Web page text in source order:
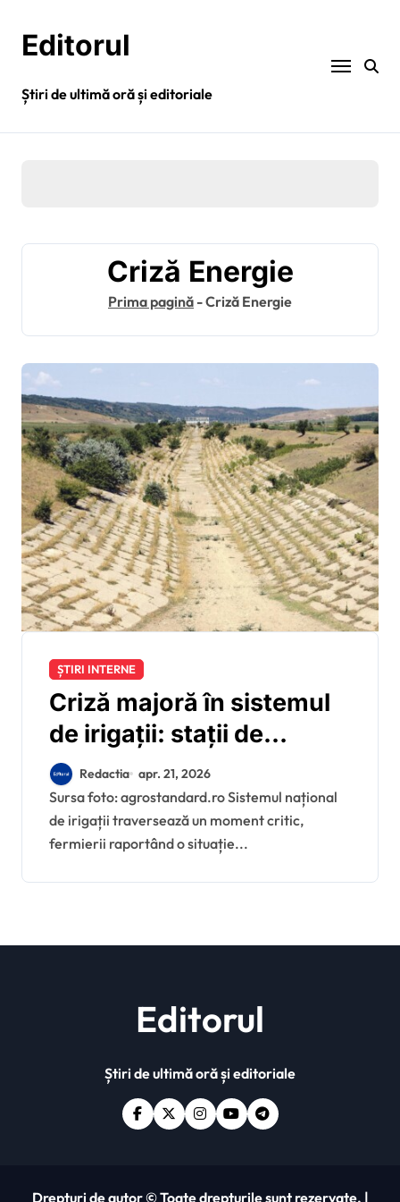
conținutEditorul
Știri de ultimă oră și editoriale
Criză Energie
Prima pagină -Criză Energie
ȘTIRI INTERNE
Criză majoră în sistemul
de irigații: stații de
pompare lăsate fără
curent și transformatoare
demontate din cauza
datoriilor
Redactia apr. 21, 2026
Sursa foto: agrostandard.ro Sistemul național
de irigații traversează un moment critic,
fermierii raportând o situație...
Editorul
Știri de ultimă oră și editoriale
Drepturi de autor © Toate drepturile sunt rezervate. |